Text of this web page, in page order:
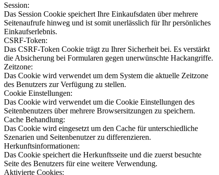
Session:
Das Session Cookie speichert Ihre Einkaufsdaten über mehrere
Seitenaufrufe hinweg und ist somit unerlässlich für Ihr persönliches
Einkaufserlebnis.
CSRF-Token:
Das CSRF-Token Cookie trägt zu Ihrer Sicherheit bei. Es verstärkt
die Absicherung bei Formularen gegen unerwünschte Hackangriffe.
Zeitzone:
Das Cookie wird verwendet um dem System die aktuelle Zeitzone
des Benutzers zur Verfügung zu stellen.
Cookie Einstellungen:
Das Cookie wird verwendet um die Cookie Einstellungen des
Seitenbenutzers über mehrere Browsersitzungen zu speichern.
Cache Behandlung:
Das Cookie wird eingesetzt um den Cache für unterschiedliche
Szenarien und Seitenbenutzer zu differenzieren.
Herkunftsinformationen:
Das Cookie speichert die Herkunftsseite und die zuerst besuchte
Seite des Benutzers für eine weitere Verwendung.
Aktivierte Cookies: